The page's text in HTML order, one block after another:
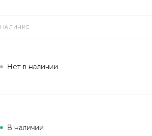
НАЛИЧИЕ
Нет в наличии
В наличии